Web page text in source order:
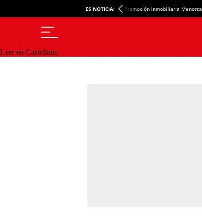
ES NOTICIA: Promoción inmobiliaria Menorca
Leer en Castellano